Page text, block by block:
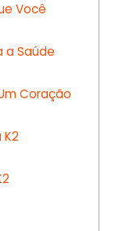
Você
a Saúde
Coração